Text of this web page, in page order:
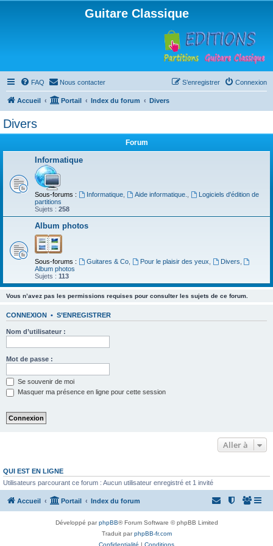
Guitare Classique
FAQ Nous contacter Connexion
S’enregistrer
Accueil Portail Index du forum Divers
Divers
Forum
Informatique
Sous-forums : Informatique, Aide informatique.
Logiciels d'édition de
partitions
Sujets : 258
Album photos
Sous-forums : Guitares & Co, Pour le plaisir des yeux Divers
Album photos
Sujets : 113
Vous n’avez pas les permissions requises pour consulter les sujets de ce forum.
CONNEXION • S’ENREGISTRER
Nom d’utilisateur :
Mot de passe :
Se souvenir de moi
Masquer ma présence en ligne pour cette session
Aller à
QUI EST EN LIGNE
Utilisateurs parcourant ce forum : Aucun utilisateur enregistré et 1 invité
Accueil Portail Index du forum
Développé parphpBB® Forum Software © phpBB Limited
Traduit parphpBB-fr.com
Confidentialité | Conditions